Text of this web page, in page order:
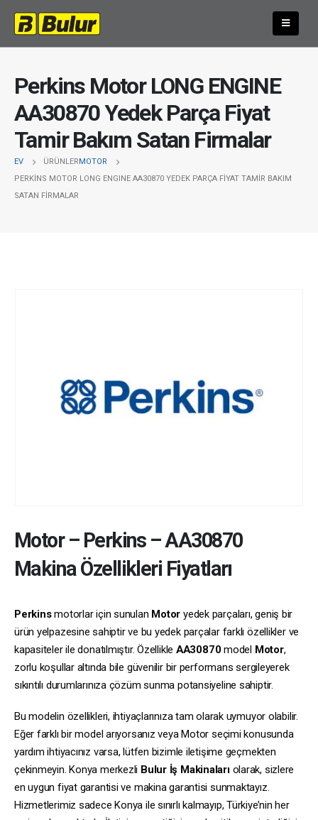
Perkins Motor LONG ENGINE
AA30870 Yedek Parça Fiyat
Tamir Bakım Satan Firmalar
EV ÜRÜNLERMOTOR
PERKINS MOTOR LONG ENGINE AA30870 YEDEK PARÇA FIYAT TAMIR BAKIM
SATAN FIRMALAR
Motor– Perkins–AA30870
Makina Özellikleri Fiyatları
Perkinsmotorlar için sunulan Motor yedek parçaları, geniş bir
ürün yelpazesine sahiptir ve bu yedek parçalar farklı özellikler ve
kapasiteler ile donatılmıştır. Özellikle AA30870model Motor,
zorlu koşullar altında bile güvenilir bir performans sergileyerek
sıkıntılı durumlarınıza çözüm sunma potansiyeline sahiptir.
Bu modelin özellikleri, ihtiyaçlarınıza tam olarak uymuyor olabilir.
Eğer farklı bir model arıyorsanız veya Motor seçimi konusunda
yardım ihtiyacınız varsa, lütfen bizimle iletişime geçmekten
çekinmeyin. Konya merkezli Bulur İş Makinalarıolarak, sizlere
en uygun fiyat garantisi ve makina garantisi sunmaktayız.
Hizmetlerimiz sadece Konya ile sınırlı kalmayıp, Türkiye’nin her